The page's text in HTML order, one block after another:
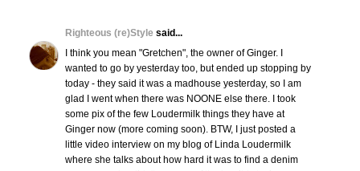
Righteous (re)Style said...
I think you mean "Gretchen", the owner of Ginger. I
wanted to go by yesterday too, but ended up stopping by
today - they said it was a madhouse yesterday, so I am
glad I went when there was NOONE else there. I took
some pix of the few Loudermilk things they have at
Ginger now (more coming soon). BTW, I just posted a
little video interview on my blog of Linda Loudermilk
where she talks about how hard it was to find a denim